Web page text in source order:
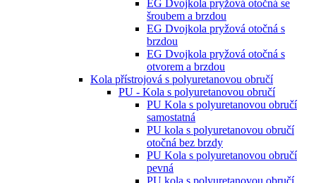
EG Dvojkola pryžová otočná se
šroubem a brzdou
EG Dvojkola pryžová otočná s
brzdou
EG Dvojkola pryžová otočná s
otvorem a brzdou
Kola přístrojová s polyuretanovou obručí
PU - Kola s polyuretanovou obručí
PU Kola s polyuretanovou obručí
samostatná
PU kola s polyuretanovou obručí
otočná bez brzdy
PU Kola s polyuretanovou obručí
pevná
PU kola s polyuretanovou obručí